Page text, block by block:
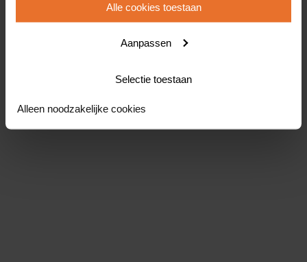
Alle cookies toestaan
Aanpassen
Selectie toestaan
Alleen noodzakelijke cookies